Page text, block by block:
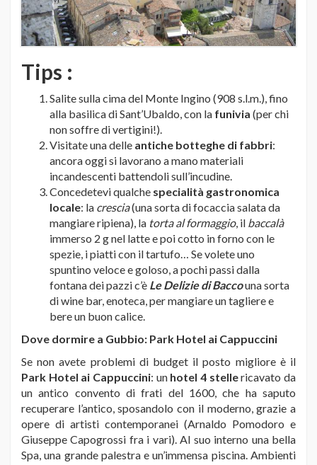
Tips :
Salite sulla cima del Monte Ingino (908 s.l.m.), fino
alla basilica di Sant’Ubaldo, con la funivia (per chi
non soffre di vertigini!).
Visitate una delle antiche botteghe di fabbri:
ancora oggi si lavorano a mano materiali
incandescenti battendoli sull’incudine.
Concedetevi qualche specialità gastronomica
locale: la crescia(una sorta di focaccia salata da
mangiare ripiena), la torta al formaggio, il baccalà
immerso 2 g nel latte e poi cotto in forno con le
spezie, i piatti con il tartufo… Se volete uno
spuntino veloce e goloso, a pochi passi dalla
fontana dei pazzi c’è Le Delizie di Baccouna sorta
di wine bar, enoteca, per mangiare un tagliere e
bere un buon calice.
Dove dormire a Gubbio: Park Hotel ai Cappuccini
Se non avete problemi di budget il posto migliore è il
Park Hotel ai Cappuccini: un hotel 4 stellericavato da
un antico convento di frati del 1600, che ha saputo
recuperare l’antico, sposandolo con il moderno, grazie a
opere di artisti contemporanei (Arnaldo Pomodoro e
Giuseppe Capogrossi fra i vari). Al suo interno una bella
Spa, una grande palestra e un’immensa piscina. Ambienti